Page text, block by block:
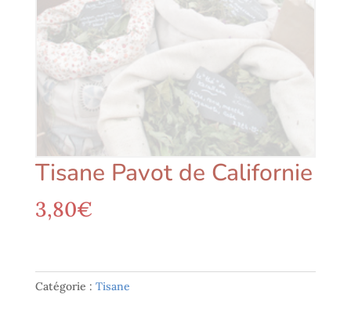
Tisane Pavot de Californie
3,80€
Catégorie : Tisane